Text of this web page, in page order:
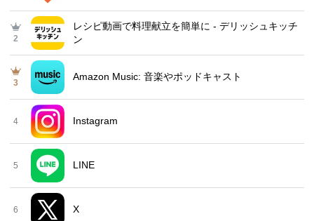
2
レシピ動画で料理献立を簡単‪に - デリッシュキッチ
ン
3
Amazon Music: 音楽やポッドキャスト
4 Instagram
5 LINE
6 X